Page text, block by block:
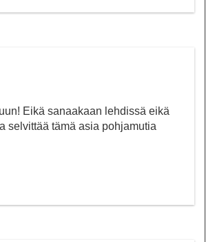
Eikä sanaakaan lehdissä eikä
selvittää tämä asia pohjamutia